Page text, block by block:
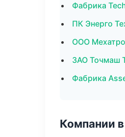
Фабрика
ПК Энерго
ООО
ЗАО Точмаш
Фабрика
Компании